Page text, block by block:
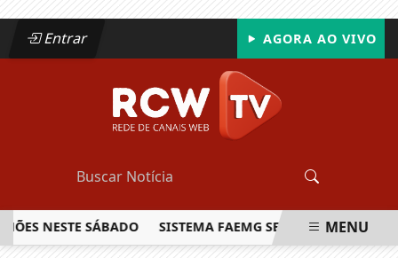
Entrar AGORA AO VIVO
NESTE SÁBADO SISTEMA FAEMG SENAR LANÇA O
MENU